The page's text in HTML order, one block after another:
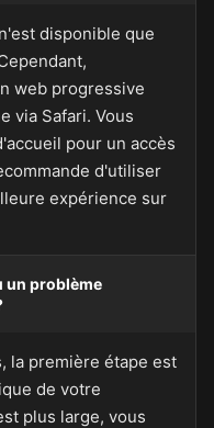
disponible que
web progressive
via Safari. Vous
pour un accès
d'utiliser
expérience sur
un problème
la première étape est
de votre
plus large, vous